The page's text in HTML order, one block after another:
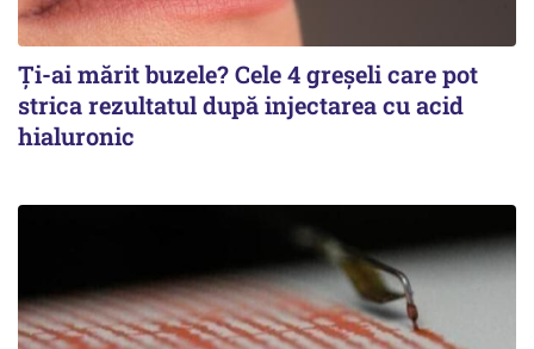
Ți-ai mărit buzele? Cele 4 greșeli care pot
strica rezultatul după injectarea cu acid
hialuronic